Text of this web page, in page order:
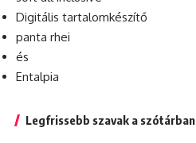
Digitális tartalomkészítő
panta rhei
és
Entalpia
Legfrissebb szavak a szótárban